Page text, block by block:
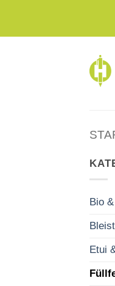
springen
Bio
Etui